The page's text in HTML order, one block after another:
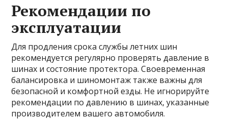
Рекомендации по
эксплуатации
Для продления срока службы летних шин
рекомендуется регулярно проверять давление в
шинах и состояние протектора. Своевременная
балансировка и шиномонтаж также важны для
безопасной и комфортной езды. Не игнорируйте
рекомендации по давлению в шинах, указанные
производителем вашего автомобиля.